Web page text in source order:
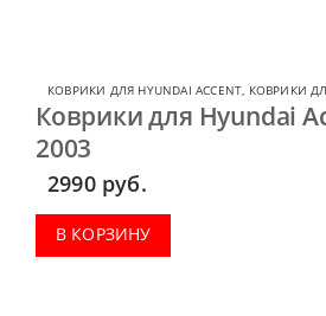
КОВРИКИ ДЛЯ HYUNDAI ACCENT, КОВРИКИ
Коврики для Hyundai
2003
2990 руб.
В КОРЗИНУ